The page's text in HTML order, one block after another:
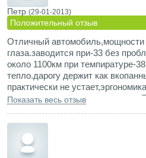
Петр (29-01-2013)
Положительный отзыв
Отличный автомобиль,мощности
глаза.заводится при-33 без
около 1100км при темпиратуре-
тепло.дарогу держит как
практически не
мало это авто на наших
Показать весь отзыв